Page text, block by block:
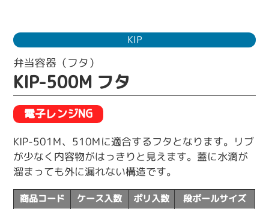
KIP
弁当容器（フタ）
KIP-500M フタ
電子レンジNG
KIP-501M、510Mに適合するフタとなります。リブ
が少なく内容物がはっきりと見えます。蓋に水滴が
溜まっても外に漏れない構造です。
商品コード ケース入数 ポリ入数 段ボールサイズ